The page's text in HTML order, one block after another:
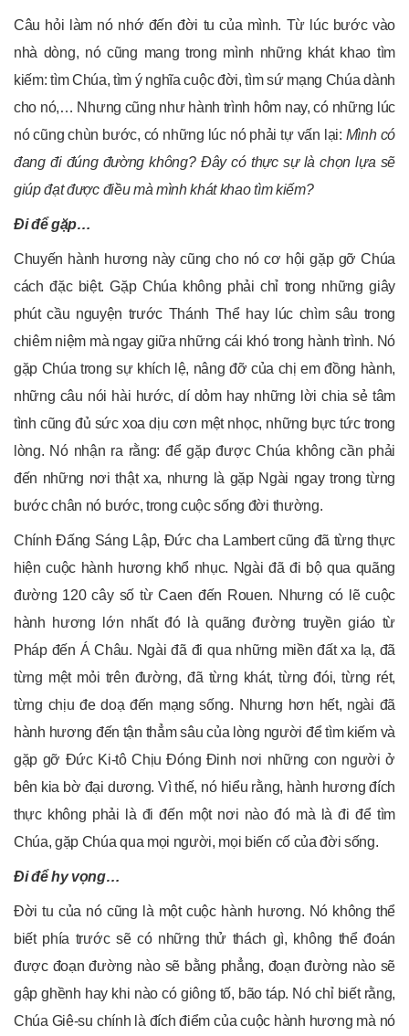
Câu hỏi làm nó nhớ đến đời tu của mình. Từ lúc bước vào
nhà dòng, nó cũng mang trong mình những khát khao tìm
kiếm: tìm Chúa, tìm ý nghĩa cuộc đời, tìm sứ mạng Chúa dành
cho nó,… Nhưng cũng như hành trình hôm nay, có những lúc
nó cũng chùn bước, có những lúc nó phải tự vấn lại: Mình có
đang đi đúng đường không? Đây có thực sự là chọn lựa sẽ
giúp đạt được điều mà mình khát khao tìm kiếm?
Đi để gặp…
Chuyến hành hương này cũng cho nó cơ hội gặp gỡ Chúa
cách đặc biệt. Gặp Chúa không phải chỉ trong những giây
phút cầu nguyện trước Thánh Thể hay lúc chìm sâu trong
chiêm niệm mà ngay giữa những cái khó trong hành trình. Nó
gặp Chúa trong sự khích lệ, nâng đỡ của chị em đồng hành,
những câu nói hài hước, dí dỏm hay những lời chia sẻ tâm
tình cũng đủ sức xoa dịu cơn mệt nhọc, những bực tức trong
lòng. Nó nhận ra rằng: để gặp được Chúa không cần phải
đến những nơi thật xa, nhưng là gặp Ngài ngay trong từng
bước chân nó bước, trong cuộc sống đời thường.
Chính Đấng Sáng Lập, Đức cha Lambert cũng đã từng thực
hiện cuộc hành hương khổ nhục. Ngài đã đi bộ qua quãng
đường 120 cây số từ Caen đến Rouen. Nhưng có lẽ cuộc
hành hương lớn nhất đó là quãng đường truyền giáo từ
Pháp đến Á Châu. Ngài đã đi qua những miền đất xa lạ, đã
từng mệt mỏi trên đường, đã từng khát, từng đói, từng rét,
từng chịu đe doạ đến mạng sống. Nhưng hơn hết, ngài đã
hành hương đến tận thẳm sâu của lòng người để tìm kiếm và
gặp gỡ Đức Ki-tô Chịu Đóng Đinh nơi những con người ở
bên kia bờ đại dương. Vì thế, nó hiểu rằng, hành hương đích
thực không phải là đi đến một nơi nào đó mà là đi để tìm
Chúa, gặp Chúa qua mọi người, mọi biến cố của đời sống.
Đi để hy vọng…
Đời tu của nó cũng là một cuộc hành hương. Nó không thể
biết phía trước sẽ có những thử thách gì, không thể đoán
được đoạn đường nào sẽ bằng phẳng, đoạn đường nào sẽ
gập ghềnh hay khi nào có giông tố, bão táp. Nó chỉ biết rằng,
Chúa Giê-su chính là đích điểm của cuộc hành hương mà nó